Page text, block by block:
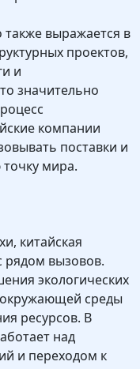
также выражается в
проектов,
и
значительно
компании
поставки и
мира.
китайская
рядом вызовов.
экологических
окружающей среды
ресурсов. В
над
и переходом к